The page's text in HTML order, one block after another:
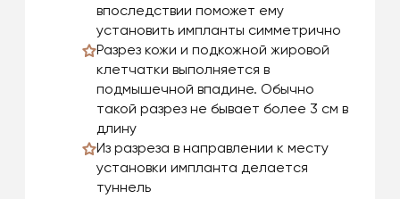
впоследствии поможет ему
установить импланты симметрично
Разрез кожи и подкожной жировой
клетчатки выполняется в
подмышечной впадине. Обычно
такой разрез не бывает более 3 см в
длину
Из разреза в направлении к месту
установки импланта делается
туннель